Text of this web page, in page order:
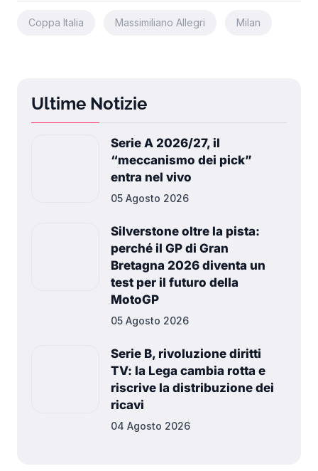
Coppa Italia Massimiliano Allegri Milan
Ultime Notizie
Serie A 2026/27, il
“meccanismo dei pick”
entra nel vivo
05 Agosto 2026
Silverstone oltre la pista:
perché il GP di Gran
Bretagna 2026 diventa un
test per il futuro della
MotoGP
05 Agosto 2026
Serie B, rivoluzione diritti
TV: la Lega cambia rotta e
riscrive la distribuzione dei
ricavi
04 Agosto 2026